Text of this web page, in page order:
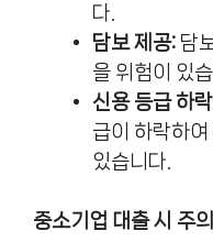
다.
담보 제공: 담
을 위험이 있
신용 등급 하
급이 하락하
있습니다.
중소기업 대출 시 주